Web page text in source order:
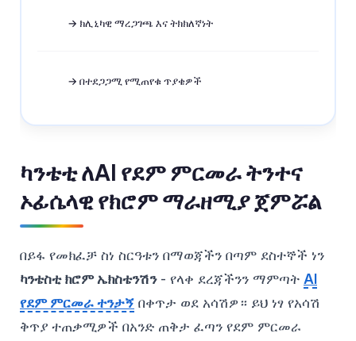
→ ክሊኒካዊ ማረጋገጫ እና ትክክለኛነት
→ በተደጋጋሚ የሚጠየቁ ጥያቄዎች
ካንቴቲ ለAI የደም ምርመራ ትንተና
ኦፊሴላዊ የክሮም ማራዘሚያ ጀምሯል
በይፋ የመክፈቻ ስነ ስርዓቱን በማወጃችን በጣም ደስተኞች ነን
ካንቴስቲ ክሮም ኤክስቴንሽን- የላቀ ደረጃችንን ማምጣት AI
የደም ምርመራ ተንታኝ በቀጥታ ወደ አሳሽዎ። ይህ ነፃ የአሳሽ
ቅጥያ ተጠቃሚዎች በአንድ ጠቅታ ፈጣን የደም ምርመራ